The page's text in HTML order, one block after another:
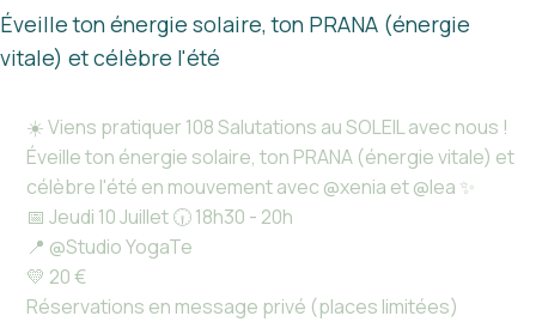
Éveille ton énergie solaire, ton PRANA (énergie
vitale) et célèbre l'été
☀️ Viens pratiquer 108 Salutations au SOLEIL avec nous !
Éveille ton énergie solaire, ton PRANA (énergie vitale) et
célèbre l'été en mouvement avec @xenia et @lea ✨
📅 Jeudi 10 Juillet 🕡 18h30 - 20h
📍 @Studio YogaTe
💛 20 €
Réservations en message privé (places limitées)